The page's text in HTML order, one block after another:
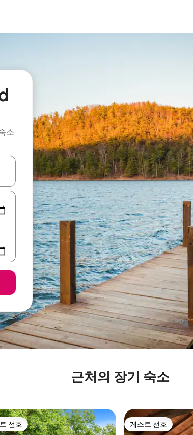
소
또는 스와이프 동작으로 탐색하세요.
근처의 장기 숙소
트 선호
선호 게스트 선호
게스트 선호